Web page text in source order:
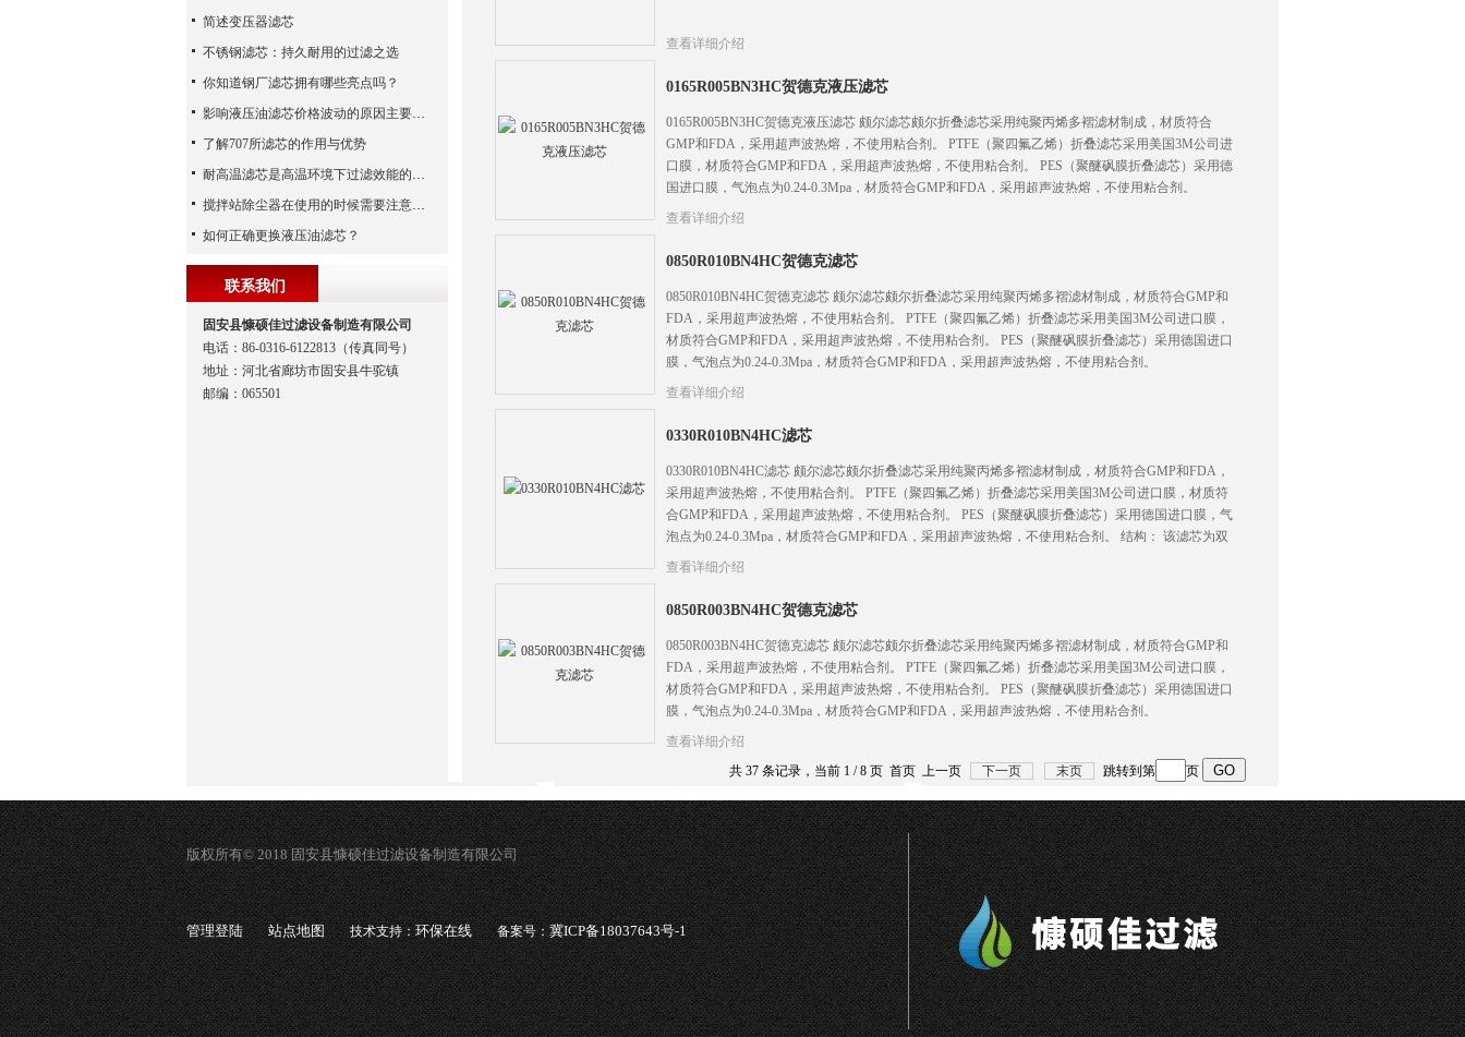
查看详细介绍
0165R005BN3HC贺德克液压滤芯
0165R005BN3HC贺德克液压滤芯 颇尔滤芯颇尔折叠滤芯采用纯聚丙烯多褶滤材制成，材质符合
GMP和FDA，采用超声波热熔，不使用粘合剂。 PTFE（聚四氟乙烯）折叠滤芯采用美国3M公司进
口膜，材质符合GMP和FDA，采用超声波热熔，不使用粘合剂。 PES（聚醚砜膜折叠滤芯）采用德
国进口膜，气泡点为0.24-0.3Mpa，材质符合GMP和FDA，采用超声波热熔，不使用粘合剂。
查看详细介绍
0850R010BN4HC贺德克滤芯
0850R010BN4HC贺德克滤芯 颇尔滤芯颇尔折叠滤芯采用纯聚丙烯多褶滤材制成，材质符合GMP和
FDA，采用超声波热熔，不使用粘合剂。 PTFE（聚四氟乙烯）折叠滤芯采用美国3M公司进口膜，
材质符合GMP和FDA，采用超声波热熔，不使用粘合剂。 PES（聚醚砜膜折叠滤芯）采用德国进口
膜，气泡点为0.24-0.3Mpa，材质符合GMP和FDA，采用超声波热熔，不使用粘合剂。
查看详细介绍
0330R010BN4HC滤芯
0330R010BN4HC滤芯 颇尔滤芯颇尔折叠滤芯采用纯聚丙烯多褶滤材制成，材质符合GMP和FDA，
采用超声波热熔，不使用粘合剂。 PTFE（聚四氟乙烯）折叠滤芯采用美国3M公司进口膜，材质符
合GMP和FDA，采用超声波热熔，不使用粘合剂。 PES（聚醚砜膜折叠滤芯）采用德国进口膜，气
泡点为0.24-0.3Mpa，材质符合GMP和FDA，采用超声波热熔，不使用粘合剂。 结构： 该滤芯为双
查看详细介绍
0850R003BN4HC贺德克滤芯
0850R003BN4HC贺德克滤芯 颇尔滤芯颇尔折叠滤芯采用纯聚丙烯多褶滤材制成，材质符合GMP和
FDA，采用超声波热熔，不使用粘合剂。 PTFE（聚四氟乙烯）折叠滤芯采用美国3M公司进口膜，
材质符合GMP和FDA，采用超声波热熔，不使用粘合剂。 PES（聚醚砜膜折叠滤芯）采用德国进口
膜，气泡点为0.24-0.3Mpa，材质符合GMP和FDA，采用超声波热熔，不使用粘合剂。
查看详细介绍
共 37 条记录，当前 1 / 8 页 首页 上一页
下一页 末页 跳转到第 页
简述变压器滤芯
不锈钢滤芯：持久耐用的过滤之选
你知道钢厂滤芯拥有哪些亮点吗？
影响液压油滤芯价格波动的原因主要有哪些呢？
了解707所滤芯的作用与优势
耐高温滤芯是高温环境下过滤效能的安全守护者
搅拌站除尘器在使用的时候需要注意哪些事项？
如何正确更换液压油滤芯？
联系我们
固安县慷硕佳过滤设备制造有限公司
电话：86-0316-6122813（传真同号）
地址：河北省廊坊市固安县牛驼镇
邮编：065501
版权所有© 2018 固安县慷硕佳过滤设备制造有限公司
管理登陆 站点地图 技术支持：环保在线 备案号：冀ICP备18037643号-1